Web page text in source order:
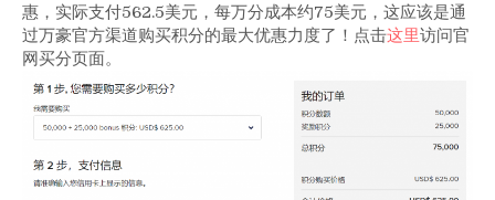
惠，实际支付562.5美元，每万分成本约75美元，这应该是通
过万豪官方渠道购买积分的最大优惠力度了！点击这里访问官
网买分页面。